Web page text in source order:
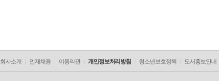
회사소개 인재채용 이용약관 개인정보처리방침 청소년보호정책 도서홍보안내